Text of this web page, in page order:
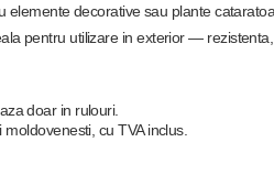
elemente decorative sau plante
pentru utilizare in exterior —
doar in rulouri.
cu TVA inclus.